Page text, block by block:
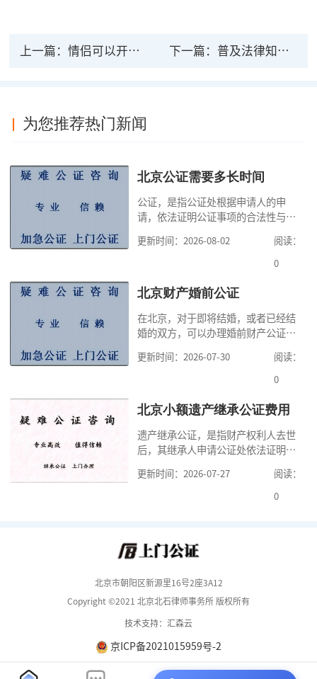
上一篇：情侣可以开法律公证吗？公证能办理哪些？ 下一篇： 普及法律知识 关注自书遗嘱不经法律公证是否有效
为您推荐热门新闻
北京公证需要多长时间
公证，是指公证处根据申请人的申
请，依法证明公证事项的合法性与真
高公证事项的效力，固定证据，但是
很多人不知道在北京办理公证需要多
家，办理公证的时候除了需要按照公
道北京公证需要什么材料,北京公证需
要多少钱？北京公
更新时间：2026-08-02
阅读：
0
北京财产婚前公证
在北京，对于即将结婚，或者已经结
婚的双方，可以办理婚前财产公证，
式，可以避免个人财产引发的纠纷，
但是，在北京办理婚前财产公证，除
料外，公证咨询告诉大家，我们有必
京婚前财产公证机构？了解这些不仅
有利于我们根
更新时间：2026-07-30
阅读：
0
北京小额遗产继承公证费用
遗产继承公证，是指财产权利人去世
后，其继承人申请公证处依法证明继
的证明活动。通过公证，继承人可以
拿着享有继承权的公证书办理遗产过
费。我们在办理继承公证的时候，需
更新时间：2026-07-27
阅读：
0
北京市朝阳区新源里16号2座3A12
Copyright ©2021 北京北石律师事务所 版权所有
技术支持：汇森云
京ICP备2021015959号-2